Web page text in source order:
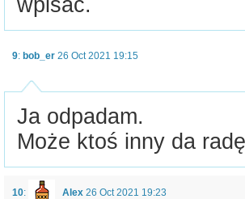
9: bob_er 26 Oct 2021 19:15
Ja odpadam.
Może ktoś inny da
10: Alex 26 Oct 2021 19:23